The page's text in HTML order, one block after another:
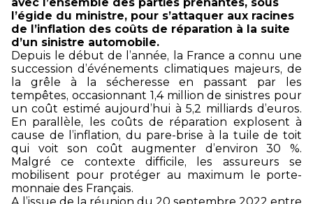
l’égide du ministre, pour s’attaquer aux racines
de l’inflation des coûts de réparation à la suite
d’un sinistre automobile.
Depuis le début de l’année, la France a connu une
succession d’événements climatiques majeurs, de
la grêle à la sécheresse en passant par les
tempêtes, occasionnant 1,4 million de sinistres pour
un coût estimé aujourd’hui à 5,2 milliards d’euros.
En parallèle, les coûts de réparation explosent à
cause de l’inflation, du pare-brise à la tuile de toit
qui voit son coût augmenter d’environ 30 %.
Malgré ce contexte difficile, les assureurs se
mobilisent pour protéger au maximum le porte-
monnaie des Français.
A l’issue de la réunion du 20 septembre 2022 entre